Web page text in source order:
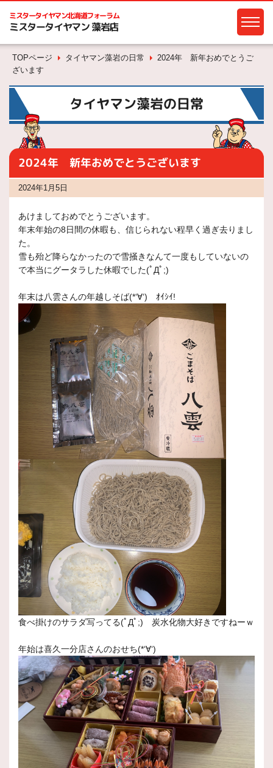
ミスタータイヤマン北海道フォーラム
ミスタータイヤマン 藻岩店
TOPページ タイヤマン藻岩の日常
2024年 新年おめでとうご
ざいます
タイヤマン藻岩の日常
2024年 新年おめでとうございます
2024年1月5日
あけましておめでとうございます。
年末年始の8日間の休暇も、信じられない程早く過ぎ去りまし
た。
雪も殆ど降らなかったので雪掻きなんて一度もしていないの
で本当にグータラした休暇でした(ﾟДﾟ;)
年末は八雲さんの年越しそば(*‘∀‘) ｵｲｼｲ!
食べ掛けのサラダ写ってる(ﾟДﾟ;) 炭水化物大好きですねーｗ
年始は喜久一分店さんのおせち(*‘∀‘)